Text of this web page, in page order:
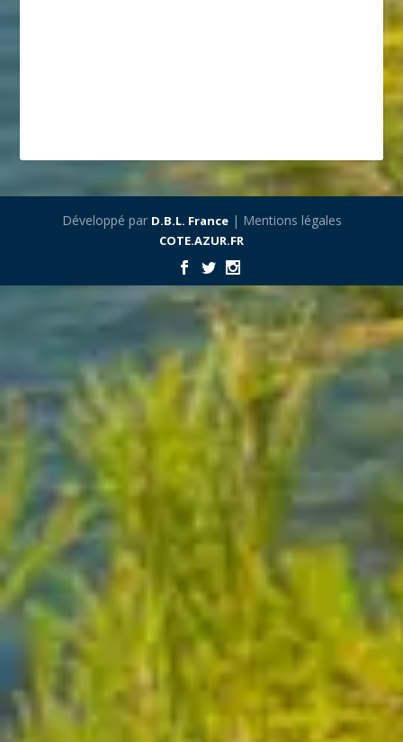
Développé par D.B.L. France| Mentions légales
COTE.AZUR.FR